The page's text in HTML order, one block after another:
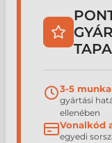
3-5
gyártási
ellenében
Vonalkód
egyedi